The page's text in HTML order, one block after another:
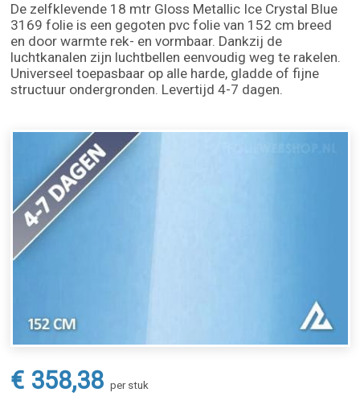
De zelfklevende 18 mtr Gloss Metallic Ice Crystal Blue
3169 folie is een gegoten pvc folie van 152 cm breed
en door warmte rek- en vormbaar. Dankzij de
luchtkanalen zijn luchtbellen eenvoudig weg te rakelen.
Universeel toepasbaar op alle harde, gladde of fijne
structuur ondergronden. Levertijd 4-7 dagen.
€ 358,38 per stuk